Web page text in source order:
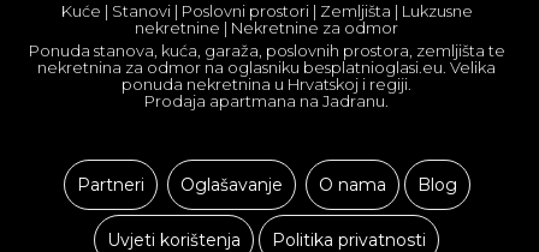
Kuće | Stanovi | Poslovni prostori | Zemljišta | Lukzusne
nekretnine | Nekretnine za odmor
Ponuda stanova, kuća, garaža, poslovnih prostora, zemljišta te
nekretnina za odmor na oglasniku besplatnioglasi.eu. Velika
ponuda nekretnina u Hrvatskoj i regiji.
Prodaja apartmana na Jadranu.
Partneri Oglašavanje O nama Blog
Uvjeti korištenja Politika privatnosti